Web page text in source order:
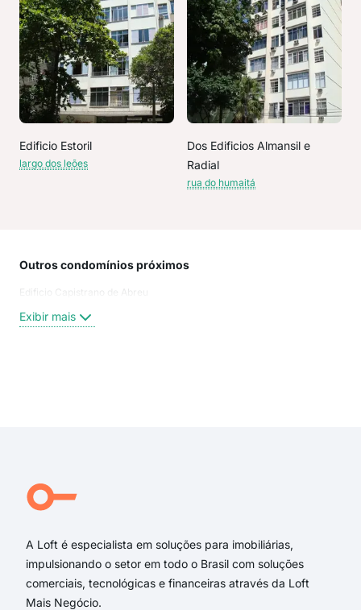
Edificio Estoril
largo dos leões
Dos Edificios Almansil e
Radial
rua do humaitá
Outros condomínios próximos
Edificio Capistrano de Abreu
Exibir mais
A Loft é especialista em soluções para imobiliárias,
impulsionando o setor em todo o Brasil com soluções
comerciais, tecnológicas e financeiras através da Loft
Mais Negócio.